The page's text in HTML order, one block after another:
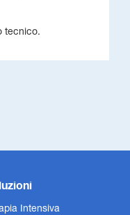
tecnico.
Intensiva